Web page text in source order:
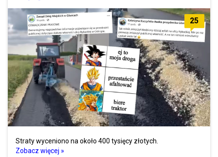
25
Straty wyceniono na około 400 tysięcy złotych.
Zobacz więcej »